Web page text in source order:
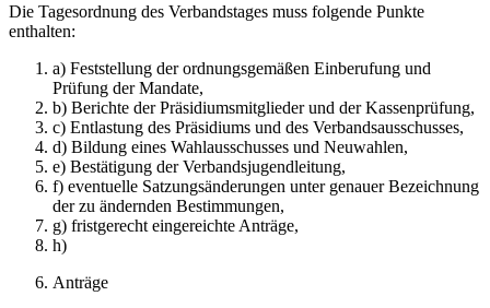
Die Tagesordnung des Verbandstages muss folgende Punkte
enthalten:
a) Feststellung der ordnungsgemäßen Einberufung und
Prüfung der Mandate,
b) Berichte der Präsidiumsmitglieder und der Kassenprüfung,
c) Entlastung des Präsidiums und des Verbandsausschusses,
d) Bildung eines Wahlausschusses und Neuwahlen,
e) Bestätigung der Verbandsjugendleitung,
f) eventuelle Satzungsänderungen unter genauer Bezeichnung
der zu ändernden Bestimmungen,
g) fristgerecht eingereichte Anträge,
h)
Anträge